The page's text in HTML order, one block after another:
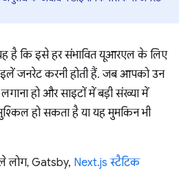
है कि इसे हर संभावित यूआरएल के लिए
जनरेट करनी होती हैं. जब आपको उन
हो और साइटों में बड़ी संख्या में
हो सकता है या यह मुमकिन भी
लोग, Gatsby, Next.js स्टैटिक